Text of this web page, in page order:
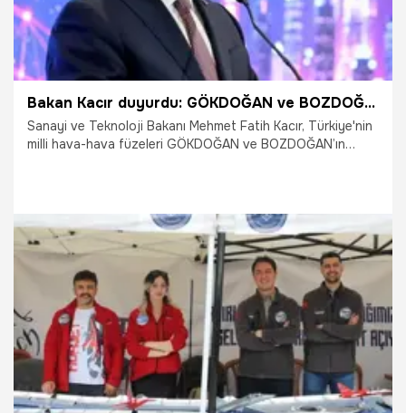
Bakan Kacır duyurdu: GÖKDOĞAN ve BOZDOĞAN harp başlıklı atış testlerini tam isabetle tamamladı
Sanayi ve Teknoloji Bakanı Mehmet Fatih Kacır, Türkiye'nin
milli hava-hava füzeleri GÖKDOĞAN ve BOZDOĞAN’ın
28.05.2026 Gündem